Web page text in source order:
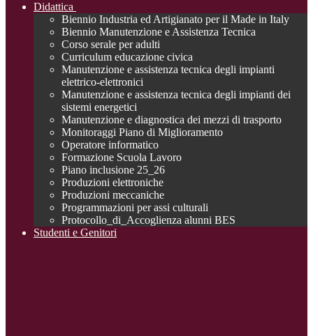
Didattica
Biennio Industria ed Artigianato per il Made in Italy
Biennio Manutenzione e Assistenza Tecnica
Corso serale per adulti
Curriculum educazione civica
Manutenzione e assistenza tecnica degli impianti
elettrico-elettronici
Manutenzione e assistenza tecnica degli impianti dei
sistemi energetici
Manutenzione e diagnostica dei mezzi di trasporto
Monitoraggi Piano di Miglioramento
Operatore informatico
Formazione Scuola Lavoro
Piano inclusione 25_26
Produzioni elettroniche
Produzioni meccaniche
Programmazioni per assi culturali
Protocollo_di_Accoglienza alunni BES
Studenti e Genitori